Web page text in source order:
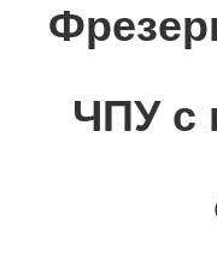
ЧПУ с